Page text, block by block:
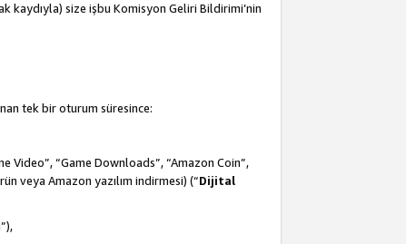
kaydıyla) size işbu Komisyon Geliri Bildirimi’nin
tek bir oturum süresince:
Video”, “Game Downloads”, “Amazon Coin”,
veya Amazon yazılım indirmesi) (“Dijital
”),